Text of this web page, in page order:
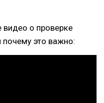
видео о проверке
это важно: